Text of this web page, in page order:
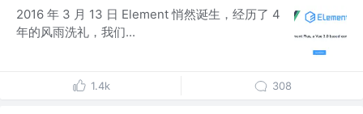
2016 年 3 月 13 日 Element 悄然诞生，经历了 4
年的风雨洗礼，我们...
1.4k 308